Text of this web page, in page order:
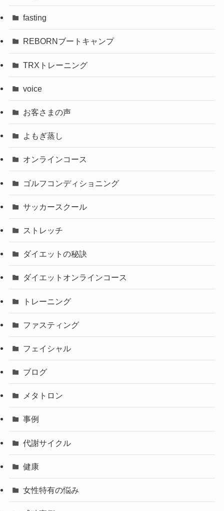
fasting
REBORNブートキャンプ
TRXトレーニング
voice
お客さまの声
よもぎ蒸し
オンラインコース
ゴルフコンディショニング
サッカースクール
ストレッチ
ダイエットの秘訣
ダイエットオンラインコース
トレーニング
ファスティング
フェイシャル
ブログ
メタトロン
事例
代謝サイクル
健康
女性特有の悩み